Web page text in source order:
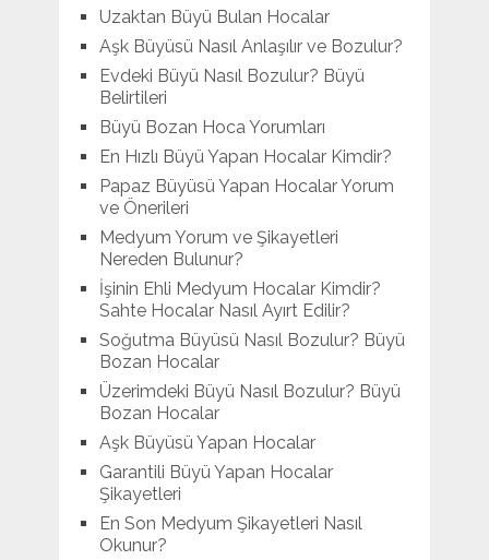
Uzaktan Büyü Bulan Hocalar
Aşk Büyüsü Nasıl Anlaşılır ve Bozulur?
Evdeki Büyü Nasıl Bozulur? Büyü
Belirtileri
Büyü Bozan Hoca Yorumları
En Hızlı Büyü Yapan Hocalar Kimdir?
Papaz Büyüsü Yapan Hocalar Yorum
ve Önerileri
Medyum Yorum ve Şikayetleri
Nereden Bulunur?
İşinin Ehli Medyum Hocalar Kimdir?
Sahte Hocalar Nasıl Ayırt Edilir?
Soğutma Büyüsü Nasıl Bozulur? Büyü
Bozan Hocalar
Üzerimdeki Büyü Nasıl Bozulur? Büyü
Bozan Hocalar
Aşk Büyüsü Yapan Hocalar
Garantili Büyü Yapan Hocalar
Şikayetleri
En Son Medyum Şikayetleri Nasıl
Okunur?